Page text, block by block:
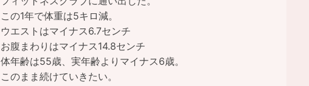
この1年で体重は5キロ減。
ウエストはマイナス6.7センチ
お腹まわりはマイナス14.8センチ
体年齢は55歳、実年齢よりマイナス6歳。
このまま続けていきたい。